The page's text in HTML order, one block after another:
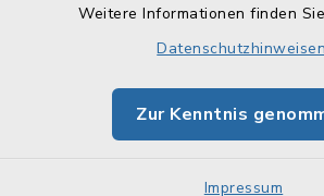
Weitere Informationen finden
Zur Kenntnis
Impressum
Barrierefreiheit
Sitemap